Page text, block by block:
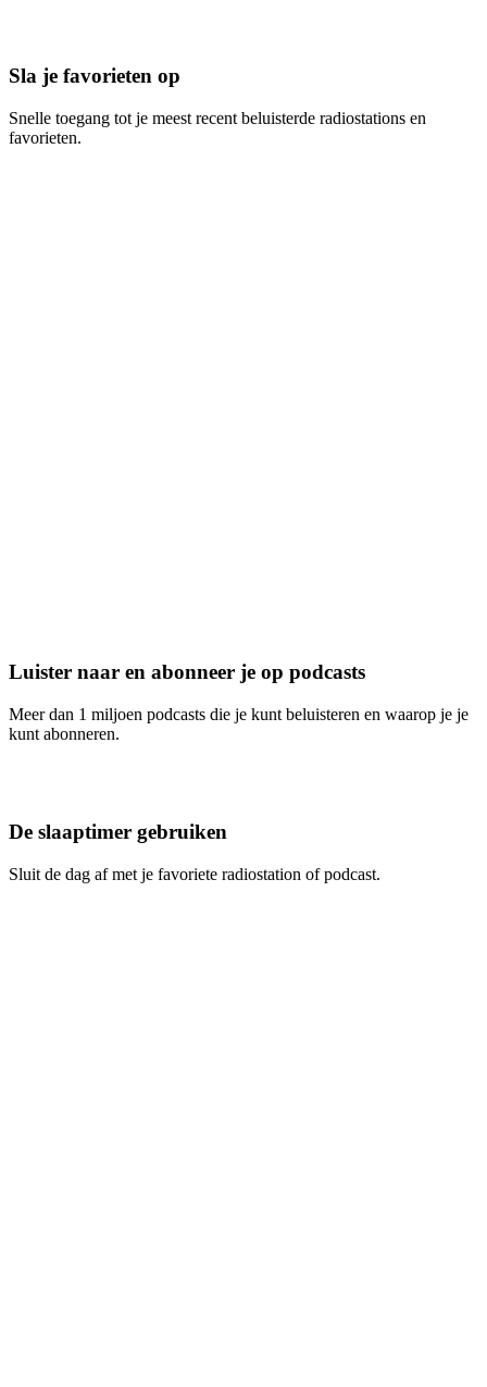
Sla je favorieten op
Snelle toegang tot je meest recent beluisterde radiostations en
favorieten.
Luister naar en abonneer je op podcasts
Meer dan 1 miljoen podcasts die je kunt beluisteren en waarop je je
kunt abonneren.
De slaaptimer gebruiken
Sluit de dag af met je favoriete radiostation of podcast.